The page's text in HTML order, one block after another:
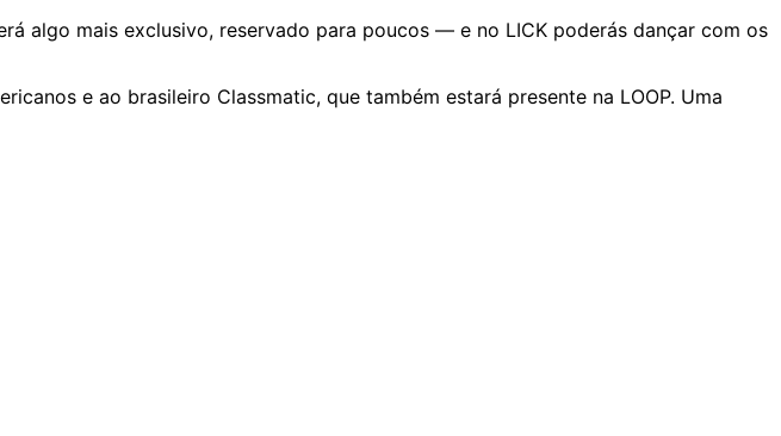
algo mais exclusivo, reservado para poucos — e no LICK poderás dançar com os
e ao brasileiro Classmatic, que também estará presente na LOOP. Uma